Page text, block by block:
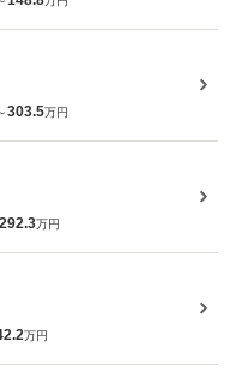
303.5万円
292.3万円
万円